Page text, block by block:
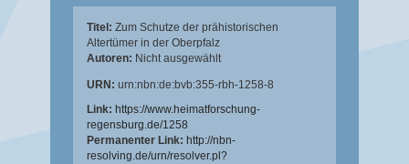
Titel: Zum Schutze der prähistorischen
Altertümer in der Oberpfalz
Autoren: Nicht ausgewählt
URN: urn:nbn:de:bvb:355-rbh-1258-8
Link: https://www.heimatforschung-
regensburg.de/1258
Permanenter Link: http://nbn-
resolving.de/urn/resolver.pl?